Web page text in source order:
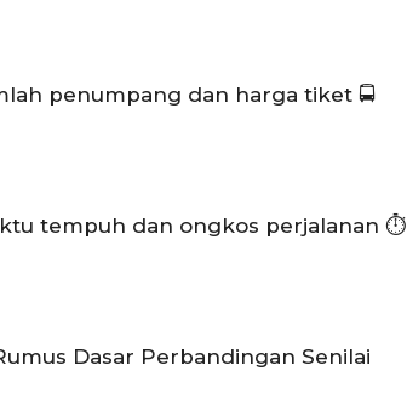
penumpang dan harga tiket 🚍
tempuh dan ongkos perjalanan ⏱️
Dasar Perbandingan Senilai